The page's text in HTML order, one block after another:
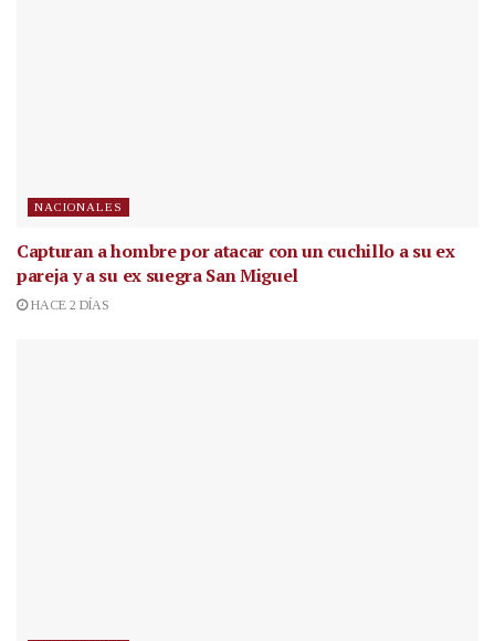
NACIONALES
Capturan a hombre por atacar con un cuchillo a su ex
pareja y a su ex suegra San Miguel
HACE 2 DÍAS